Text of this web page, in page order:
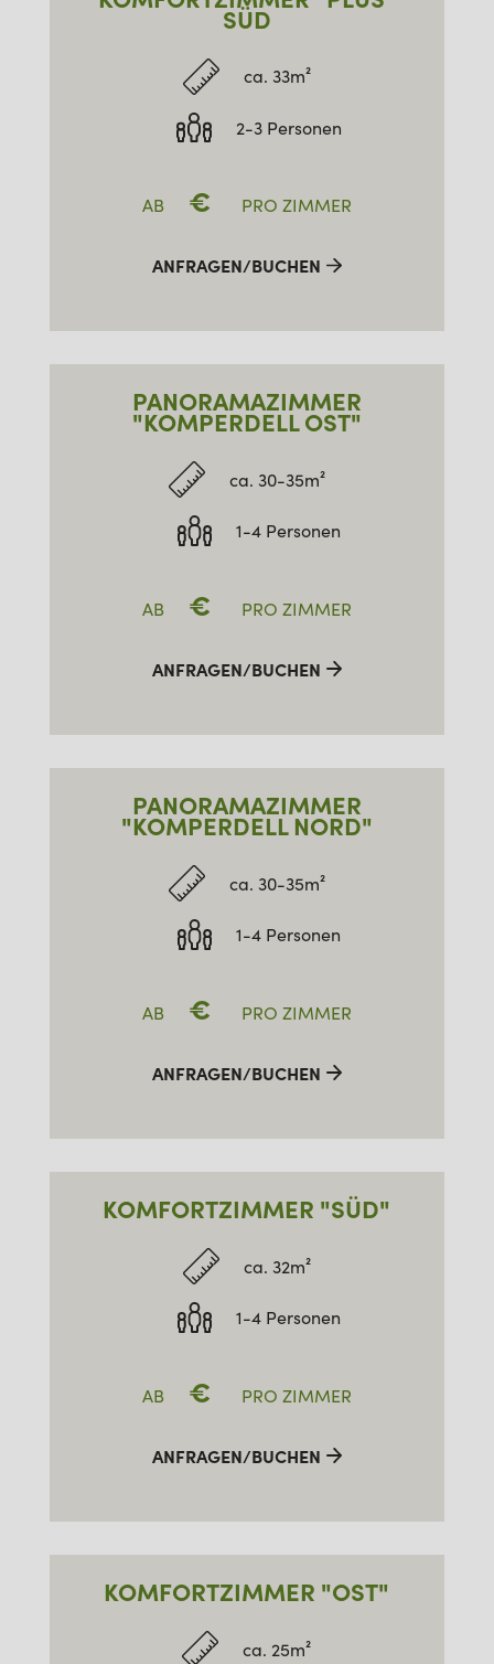
SÜD
ca. 33m²
2-3 Personen
AB € PRO ZIMMER
ANFRAGEN/BUCHEN
PANORAMAZIMMER
"KOMPERDELL OST"
ca. 30-35m²
1-4 Personen
AB € PRO ZIMMER
ANFRAGEN/BUCHEN
PANORAMAZIMMER
"KOMPERDELL NORD"
ca. 30-35m²
1-4 Personen
AB € PRO ZIMMER
ANFRAGEN/BUCHEN
KOMFORTZIMMER "SÜD"
ca. 32m²
1-4 Personen
AB € PRO ZIMMER
ANFRAGEN/BUCHEN
KOMFORTZIMMER "OST"
ca. 25m²